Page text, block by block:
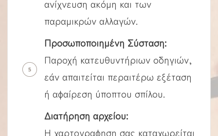
ανίχνευση ακόμη και των
παραμικρών αλλαγών.
Προσωποποιημένη Σύσταση:
Παροχή κατευθυντήριων οδηγιών,
εάν απαιτείται περαιτέρω εξέταση
ή αφαίρεση ύποπτου σπίλου.
Διατήρηση αρχείου:
Η χαρτογραφηση σας καταχωρείται